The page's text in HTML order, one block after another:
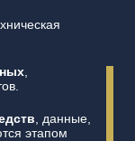
,
, данные,
этапом